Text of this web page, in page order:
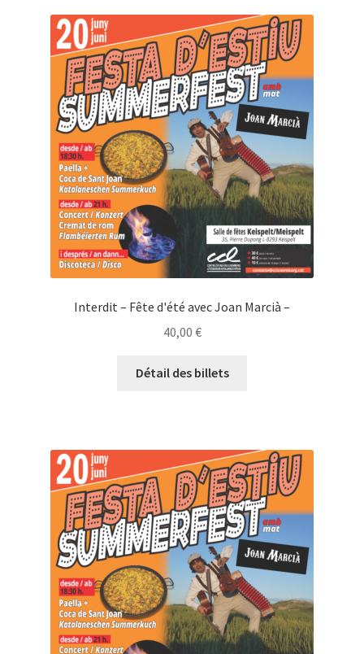
Interdit – Fête d'été avec Joan Marcià –
40,00 €
Détail des billets